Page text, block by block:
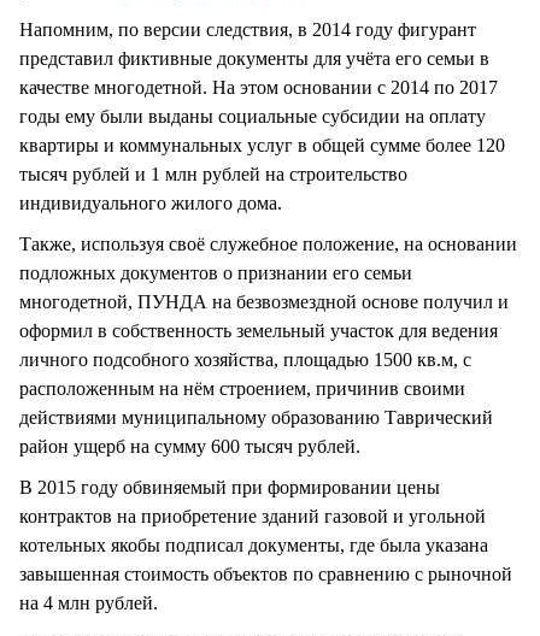
Напомним, по версии следствия, в 2014 году фигурант
представил фиктивные документы для учёта его семьи в
качестве многодетной. На этом основании с 2014 по 2017
годы ему были выданы социальные субсидии на оплату
квартиры и коммунальных услуг в общей сумме более 120
тысяч рублей и 1 млн рублей на строительство
индивидуального жилого дома.
Также, используя своё служебное положение, на основании
подложных документов о признании его семьи
многодетной, ПУНДА на безвозмездной основе получил и
оформил в собственность земельный участок для ведения
личного подсобного хозяйства, площадью 1500 кв.м, с
расположенным на нём строением, причинив своими
действиями муниципальному образованию Таврический
район ущерб на сумму 600 тысяч рублей.
В 2015 году обвиняемый при формировании цены
контрактов на приобретение зданий газовой и угольной
котельных якобы подписал документы, где была указана
завышенная стоимость объектов по сравнению с рыночной
на 4 млн рублей.